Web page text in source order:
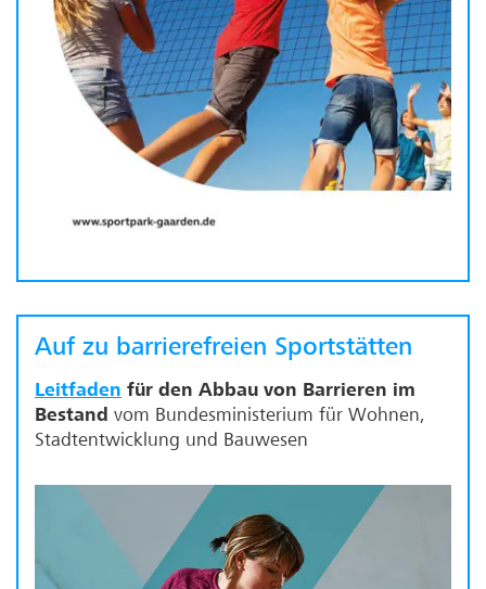
Auf zu barrierefreien Sportstätten
Leitfaden für den Abbau von Barrieren im
Bestand vom Bundesministerium für Wohnen,
Stadtentwicklung und Bauwesen